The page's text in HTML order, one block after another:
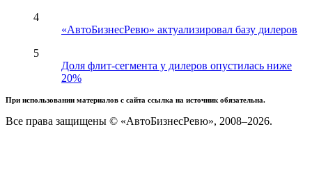
4
«АвтоБизнесРевю» актуализировал базу дилеров
5
Доля флит-сегмента у дилеров опустилась ниже
20%
При использовании материалов с сайта ссылка на источник обязательна.
Все права защищены © «АвтоБизнесРевю», 2008–2026.